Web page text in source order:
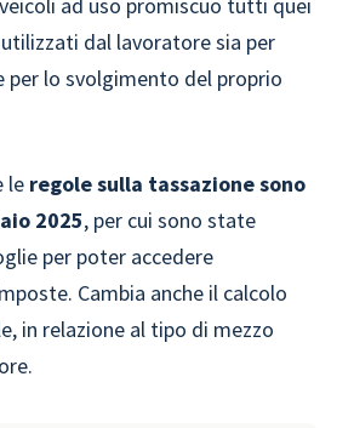
dal lavoratore sia per
per lo svolgimento del proprio
le regole sulla tassazione sono
2025, per cui sono state
per poter accedere
Cambia anche il calcolo
in relazione al tipo di mezzo